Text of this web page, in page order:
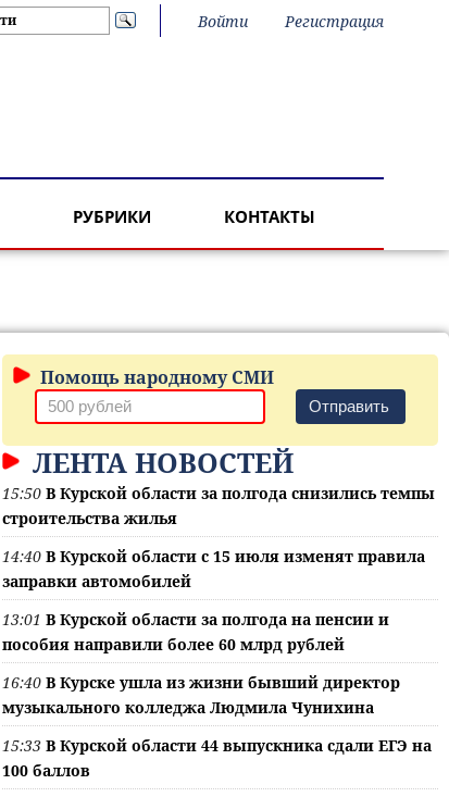
Войти Регистрация
РУБРИКИ КОНТАКТЫ
Помощь народному СМИ
Отправить
ЛЕНТА НОВОСТЕЙ
15:50 В Курской области за полгода снизились темпы
строительства жилья
14:40 В Курской области с 15 июля изменят правила
заправки автомобилей
13:01 В Курской области за полгода на пенсии и
пособия направили более 60 млрд рублей
16:40 В Курске ушла из жизни бывший директор
музыкального колледжа Людмила Чунихина
15:33 В Курской области 44 выпускника сдали ЕГЭ на
100 баллов